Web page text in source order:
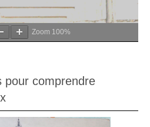
Zoom 100%
pour comprendre